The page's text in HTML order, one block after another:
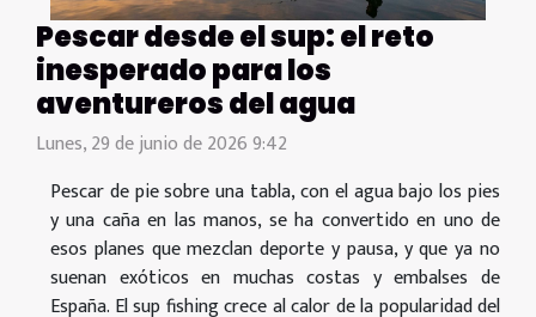
Pescar desde el sup: el reto
inesperado para los
aventureros del agua
Lunes, 29 de junio de 2026 9:42
Pescar de pie sobre una tabla, con el agua bajo los pies
y una caña en las manos, se ha convertido en uno de
esos planes que mezclan deporte y pausa, y que ya no
suenan exóticos en muchas costas y embalses de
España. El sup fishing crece al calor de la popularidad del